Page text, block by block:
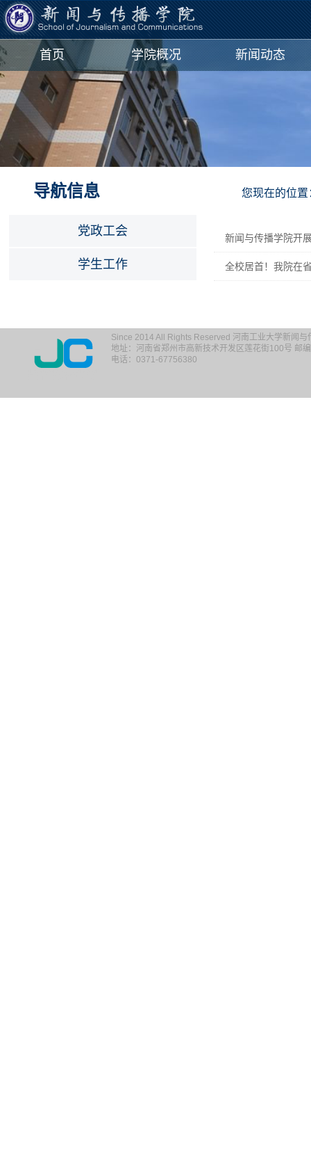
首页 学院概况 新闻动态
导航信息
党政工会
学生工作
您现在的位
新闻与传播学院开
全校居首！我院在
Since 2014 All Rights Reserved 河南工业大学新闻与
地址：河南省郑州市高新技术开发区莲花街100号 邮
电话：0371-67756380